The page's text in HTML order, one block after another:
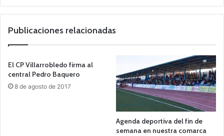
we
Publicaciones relacionadas
El CP Villarrobledo firma al
central Pedro Baquero
8 de agosto de 2017
Agenda deportiva del fin de
semana en nuestra comarca